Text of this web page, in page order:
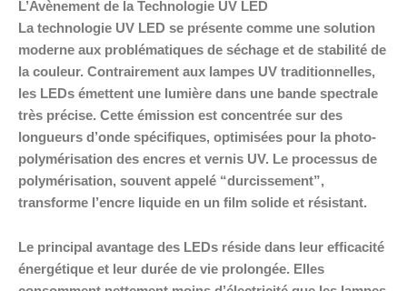
L’Avènement de la Technologie UV LED
La technologie UV LED se présente comme une solution
moderne aux problématiques de séchage et de stabilité de
la couleur. Contrairement aux lampes UV traditionnelles,
les LEDs émettent une lumière dans une bande spectrale
très précise. Cette émission est concentrée sur des
longueurs d’onde spécifiques, optimisées pour la photo-
polymérisation des encres et vernis UV. Le processus de
polymérisation, souvent appelé “durcissement”,
transforme l’encre liquide en un film solide et résistant.
Le principal avantage des LEDs réside dans leur efficacité
énergétique et leur durée de vie prolongée. Elles